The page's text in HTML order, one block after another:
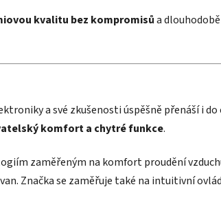
kvalitu bez kompromisůa
a své zkušenosti úspěšně přenáší i
komfort a chytré funkce.
zaměřeným na komfort proudění
Značka se zaměřuje také na intuitivní